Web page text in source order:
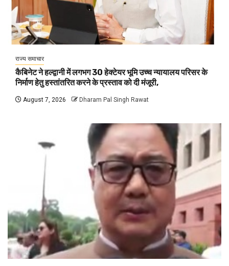
राज्य समाचार
कैबिनेट ने हल्द्वानी में लगभग 30 हेक्टेयर भूमि उच्च न्यायालय परिसर के
निर्माण हेतु हस्तांतरित करने के प्रस्ताव को दी मंजूरी,
August 7, 2026 Dharam Pal Singh Rawat